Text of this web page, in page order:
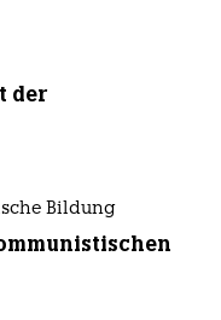
der
Bildung